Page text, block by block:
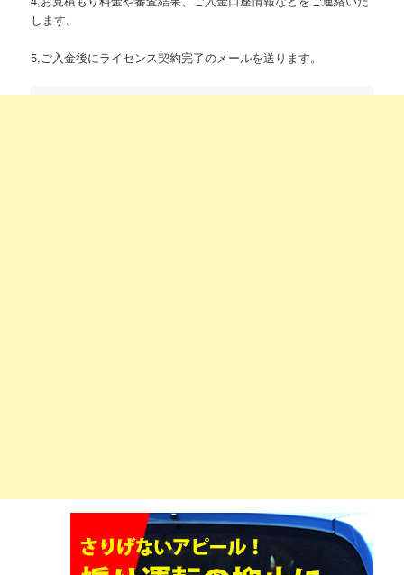
します。
5,ご入金後にライセンス契約完了のメールを送ります。